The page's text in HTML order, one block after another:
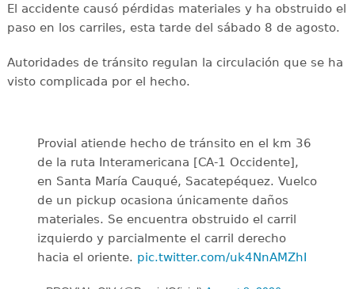
El accidente causó pérdidas materiales y ha obstruido el
paso en los carriles, esta tarde del sábado 8 de agosto.
Autoridades de tránsito regulan la circulación que se ha
visto complicada por el hecho.
Provial atiende hecho de tránsito en el km 36
de la ruta Interamericana [CA-1 Occidente],
en Santa María Cauqué, Sacatepéquez. Vuelco
de un pickup ocasiona únicamente daños
materiales. Se encuentra obstruido el carril
izquierdo y parcialmente el carril derecho
hacia el oriente. pic.twitter.com/uk4NnAMZhI